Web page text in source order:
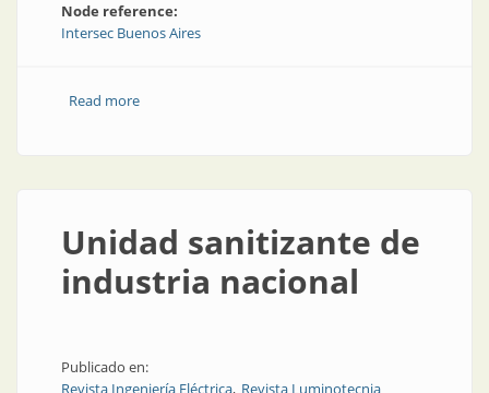
Node reference:
Intersec Buenos Aires
Read moreabout Intersec pasa a marzo de 2021
Unidad sanitizante de
industria nacional
Publicado en:
Revista Ingeniería Eléctrica Revista Luminotecnia